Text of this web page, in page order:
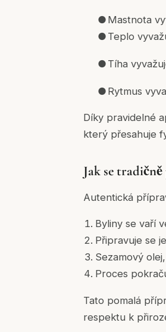
● Mastnota
● Teplo
● Tíha
● Rytmus
Díky pravidelné
který přesahuje
Jak se
Autentická
Byliny se vaří
Připravuje se
Sezamový
Proces
Tato pomalá
respektu k